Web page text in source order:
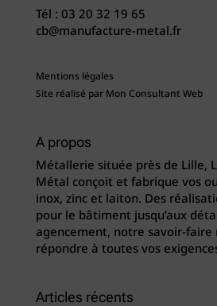
Tél :03 20 32 19 65
cb@manufacture-metal.fr
Mentions légales
Site réalisé parMon Consultant Web
A propos
Métallerie située près de Lille,
Métal conçoit et fabrique vos
inox, zinc et laiton. Des
pour le bâtiment jusqu’aux
agencement, notre savoir-
répondre à toutes vos
Articles récents